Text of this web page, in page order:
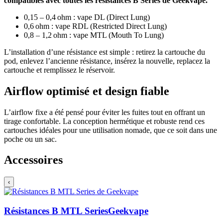
0,15 – 0,4 ohm : vape DL (Direct Lung)
0,6 ohm : vape RDL (Restricted Direct Lung)
0,8 – 1,2 ohm : vape MTL (Mouth To Lung)
L’installation d’une résistance est simple : retirez la cartouche du
pod, enlevez l’ancienne résistance, insérez la nouvelle, replacez la
cartouche et remplissez le réservoir.
Airflow optimisé et design fiable
L’airflow fixe a été pensé pour éviter les fuites tout en offrant un
tirage confortable. La conception hermétique et robuste rend ces
cartouches idéales pour une utilisation nomade, que ce soit dans une
poche ou un sac.
Accessoires
‹
Résistances B MTL SeriesGeekvape